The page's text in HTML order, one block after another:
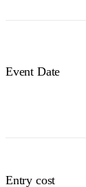
Event Date
Entry cost